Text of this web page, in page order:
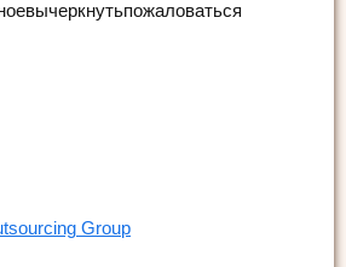
Group